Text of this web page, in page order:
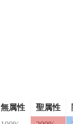
無属性 聖属性